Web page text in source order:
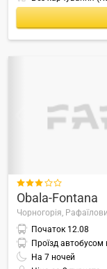

Obala-Fontana
Чорногорія,
Початок 12.08
Проїзд
На 7 ночей